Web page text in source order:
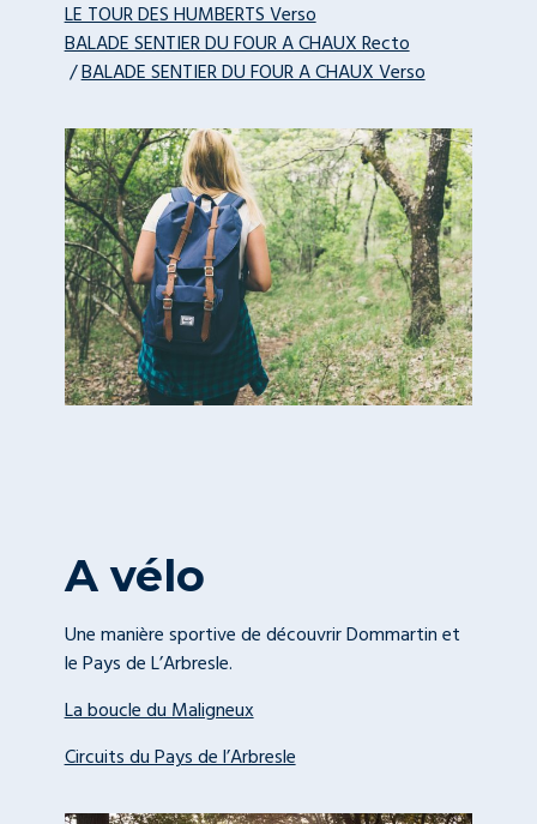
LE TOUR DES HUMBERTS Verso
BALADE SENTIER DU FOUR A CHAUX Recto
/BALADE SENTIER DU FOUR A CHAUX Verso
A vélo
Une manière sportive de découvrir Dommartin et
le Pays de L’Arbresle.
La boucle du Maligneux
Circuits du Pays de l’Arbresle